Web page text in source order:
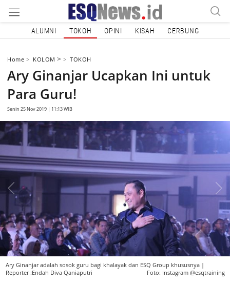
ALUMNI TOKOH OPINI KISAH CERBUNG
Home KOLOM> TOKOH
Ary Ginanjar Ucapkan Ini untuk
Para Guru!
Senin 25 Nov 2019 | 11:13 WIB
Ary Ginanjar adalah sosok guru bagi khalayak dan ESQ Group khususnya |
Reporter :Endah Diva Qaniaputri
Foto: Instagram @esqtraining